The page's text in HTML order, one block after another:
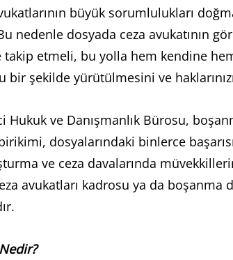
büyük sorumlulukları
nedenle dosyada ceza avukatının
etmeli, bu yolla hem kendine
şekilde yürütülmesini ve
Hukuk ve Danışmanlık Bürosu,
dosyalarındaki binlerce
ve ceza davalarında
avukatları kadrosu ya da